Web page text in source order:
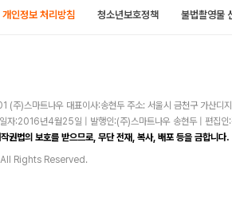
개인정보 처리방침 청소년보호정책 불법촬영물
(주)스마트나우 대표이사:송현두 주소: 서울시 금천구
:2016년4월25일 | 발행인:(주)스마트나우 송현두 | 편집인:
권법의 보호를 받으므로, 무단 전재, 복사, 배포 등을 금합니다.
Rights Reserved.